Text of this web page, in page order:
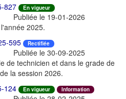
827 En vigueur
Publiée le 19-01-2026
2025.
595 Rectifiée
Publiée le 30-09-2025
de technicien et dans le grade de
la session 2026.
124 En vigueur Information